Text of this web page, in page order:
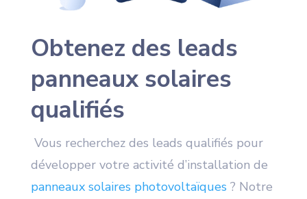
Obtenez des leads
panneaux solaires
qualifiés
Vous recherchez des leads qualifiés pour
développer votre activité d’installation de
panneaux solaires photovoltaïques ? Notre